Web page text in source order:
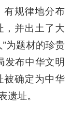
规律地分布
，并出土了大
为题材的珍贵
发布中华文明
被确定为中华
遗址。